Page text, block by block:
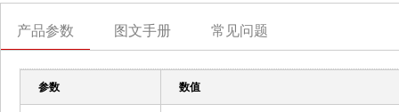
产品参数 图文手册 常见问题
参数 数值